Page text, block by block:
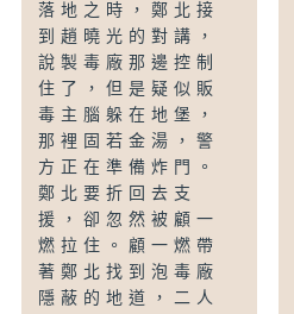
落地之時，鄭北接
到趙曉光的對講，
說製毒廠那邊控制
住了，但是疑似販
毒主腦躲在地堡，
那裡固若金湯，警
方正在準備炸門。
鄭北要折回去支
援，卻忽然被顧一
燃拉住。顧一燃帶
著鄭北找到泡毒廠
隱蔽的地道，二人